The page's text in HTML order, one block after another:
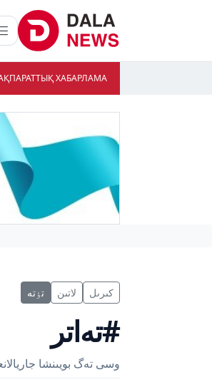
ХАБАРЛАМА
كىرىل لاتىن تٶتە
#تەاتر
وسى تەگ بويىنشا